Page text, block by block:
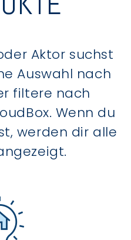
Aktor suchst
Auswahl nach
filtere nach
Wenn du
werden dir alle